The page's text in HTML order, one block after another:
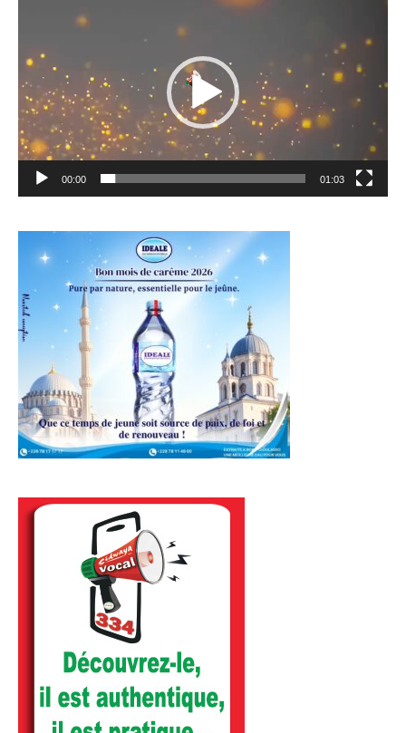
00:00 01:03